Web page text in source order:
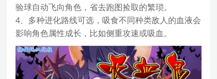
验球自动飞向角色，省去跑图捡取的繁琐。
4、多种进化路线可选，吸食不同种类敌人的血液会
影响角色属性成长，比如侧重攻速或吸血。